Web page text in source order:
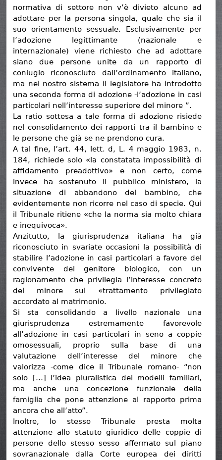
normativa di settore non v’è divieto alcuno ad
adottare per la persona singola, quale che sia il
suo orientamento sessuale. Esclusivamente per
l’adozione legittimante (nazionale e
internazionale) viene richiesto che ad adottare
siano due persone unite da un rapporto di
coniugio riconosciuto dall’ordinamento italiano,
ma nel nostro sistema il legislatore ha introdotto
una seconda forma di adozione -l’adozione in casi
particolari nell’interesse superiore del minore ”.
La ratio sottesa a tale forma di adozione risiede
nel consolidamento dei rapporti tra il bambino e
le persone che già se ne prendono cura.
A tal fine, l’art. 44, lett. d, L. 4 maggio 1983, n.
184, richiede solo «la constatata impossibilità di
affidamento preadottivo» e non certo, come
invece ha sostenuto il pubblico ministero, la
situazione di abbandono del bambino, che
evidentemente non ricorre nel caso di specie. Qui
il Tribunale ritiene «che la norma sia molto chiara
e inequivoca».
Anzitutto, la giurisprudenza italiana ha già
riconosciuto in svariate occasioni la possibilità di
stabilire l’adozione in casi particolari a favore del
convivente del genitore biologico, con un
ragionamento che privilegia l’interesse concreto
del minore sul «trattamento privilegiato
accordato al matrimonio.
Si sta consolidando a livello nazionale una
giurisprudenza estremamente favorevole
all’adozione in casi particolari in seno a coppie
omosessuali, proprio sulla base di una
valutazione dell’interesse del minore che
valorizza -come dice il Tribunale romano- “non
solo […] l’idea pluralistica dei modelli familiari,
ma anche una concezione funzionale della
famiglia che pone attenzione al rapporto prima
ancora che all’atto”.
Inoltre, lo stesso Tribunale presta molta
attenzione allo statuto giuridico delle coppie di
persone dello stesso sesso affermato sul piano
sovranazionale dalla Corte europea dei diritti